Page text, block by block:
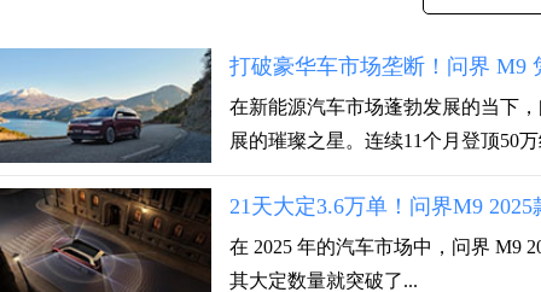
打破豪华车市场垄断！问界 M9
在新能源汽车市场蓬勃发展的当下
展的璀璨之星。连续11个月登顶50
21天大定3.6万单！问界M9
在 2025 年的汽车市场中，问界 M9
其大定数量就突破了...